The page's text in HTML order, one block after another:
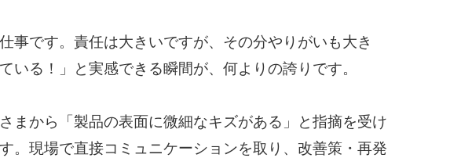
です。責任は大きいですが、その分やりがいも大き
る！」と実感できる瞬間が、何よりの誇りです。
から「製品の表面に微細なキズがある」と指摘を受け
。現場で直接コミュニケーションを取り、改善策・再発